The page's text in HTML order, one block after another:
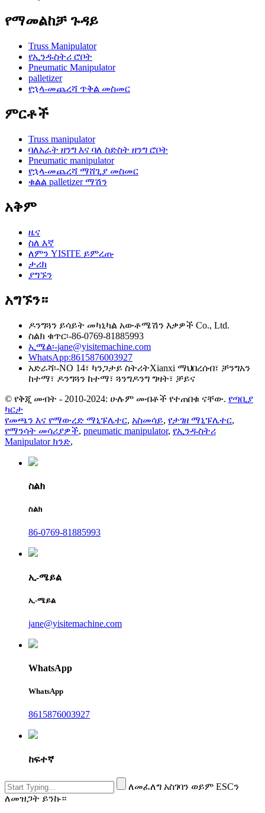
የማመልከቻ ጉዳይ
Truss Manipulator
የኢንዱስትሪ ሮቦት
Pneumatic Manipulator
palletizer
የኋላ-መጨረሻ ጥቅል መስመር
ምርቶች
Truss manipulator
ባለአራት ዘንግ እና ባለ ስድስት ዘንግ ሮቦት
Pneumatic manipulator
የኋላ-መጨረሻ ማሸጊያ መስመር
ቁልል palletizer ማሽን
አቅም
ዜና
ስለ እኛ
ለምን YISITE ይምረጡ
ታሪክ
ያግኙን
አግኙን።
ዶንግጓን ይሳይት መካኒካል አውቶሜሽን እቃዎች Co., Ltd.
ስልክ ቁጥር፡-86-0769-81885993
ኢሜል፡-jane@yisitemachine.com
WhatsApp:8615876003927
አድራሻ፡-NO 14፣ ካንጋታይ ስትሪትXianxi ማህበረሰብ፣ ቻንግአን
ከተማ፣ ዶንግጓን ከተማ፣ ጓንግዶንግ ግዛት፣ ቻይና
© የቅጂ መብት - 2010-2024: ሁሉም መብቶች የተጠበቁ ናቸው. የጣቢያ
ካርታ
የመጫን እና የማውረድ ማኒፑሌተር, አስመሳይ, የታገዘ ማኒፑሌተር,
የማንሳት መሳሪያዎች, pneumatic manipulator, የኢንዱስትሪ
Manipulator ክንድ,
ስልክ
ስልክ
86-0769-81885993
ኢ-ሜይል
ኢ-ሜይል
jane@yisitemachine.com
WhatsApp
WhatsApp
8615876003927
ከፍተኛ
ለመፈለግ አስገባን ወይም ESCን
ለመዝጋት ይንኩ።